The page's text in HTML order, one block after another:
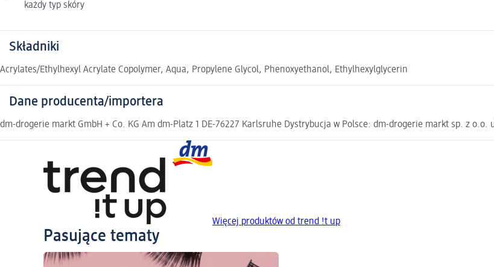
każdy typ skóry
Składniki
Acrylates/Ethylhexyl Acrylate Copolymer, Aqua, Propylene Glycol, Phenoxyethanol, Ethylhexylglycerin
Dane producenta/importera
dm-drogerie markt GmbH + Co. KG Am dm-Platz 1 DE-76227 Karlsruhe Dystrybucja w Polsce: dm-drogerie markt sp. z o.o.
Więcej produktów od trend !t up
Pasujące tematy